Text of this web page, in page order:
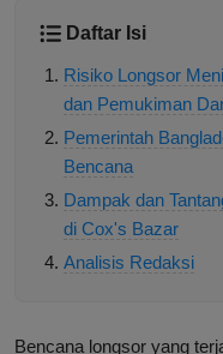
Daftar Isi
Risiko Longsor
dan Pemukiman
Pemerintah
Bencana
Dampak dan
di Cox's Bazar
Analisis Redaksi
Bencana longsor yang